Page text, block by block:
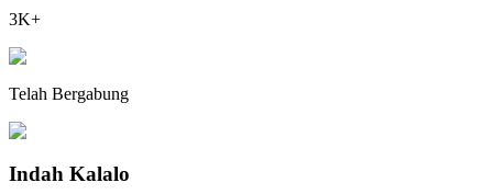
3K+
Telah Bergabung
Indah Kalalo